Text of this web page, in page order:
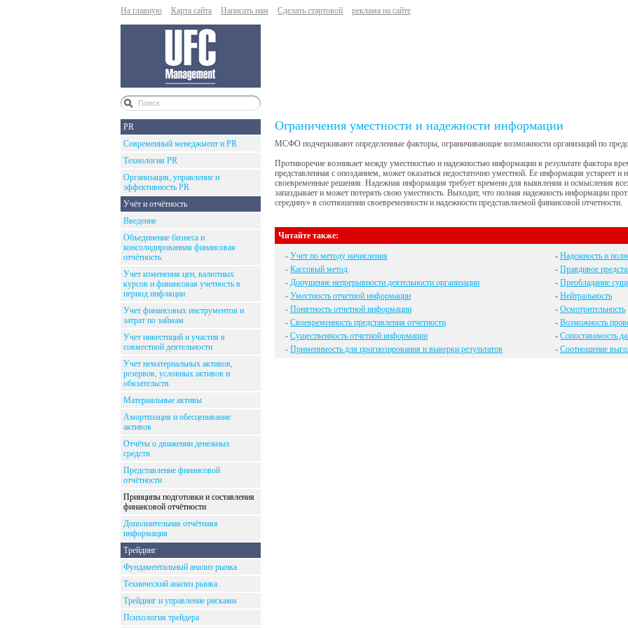
На главную Карта сайта Написать нам Сделать стартовой реклама на сайте
PR
Современный менеджмент и PR
Технология PR
Организация, управление и
эффективность PR
Учёт и отчётность
Введение
Объединение бизнеса и
консолидированная финансовая
отчётность
Учет изменения цен, валютных
курсов и финансовая учетность в
период инфляции
Учет финансовых инструментов и
затрат по займам
Учет инвестиций и участия в
совместной деятельности
Учет нематериальных активов,
резервов, условных активов и
обязательств
Материальные активы
Амортизация и обесценивание
активов
Отчёты о движении денежных
средств
Представление финансовой
отчётности
Принципы подготовки и составления
финансовой отчётности
Дополнительная отчётнаяя
информация
Трейдинг
Фундаментальный анализ рынка
Технический анализ рынка
Трейдинг и управление рисками
Психология трейдера
Ограничения уместности и надежности информации
МСФО подчеркивают определенные факторы, ограничивающие возможности организаций по
Противоречие возникает между уместностью и надежностью информации в результате фактора
представленная с опозданием, может оказаться недостаточно уместной. Ее информация устареет и
своевременные решения. Надежная информация требует времени для выявления и осмысления
запаздывает и может потерять свою уместность. Выходит, что полная надежность информации
середину» в соотношении своевременности и надежности представляемой финансовой отчетности.
Читайте также:
- Учет по методу начисления
- Кассовый метод
- Допущение непрерывности деятельности организации
- Уместность отчетной информации
- Понятность отчетной информации
- Своевременность представления отчетности
- Существенность отчетной информации
- Применимость для прогнозирования и выверки результатов
- Надежность и
- Правдивое
- Преобладание
- Нейтральность
- Осмотрительность
- Возможность
- Сопоставимость
- Соотношение